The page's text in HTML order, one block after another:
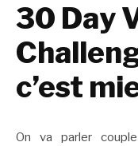
30 Day
c’est
On va parler